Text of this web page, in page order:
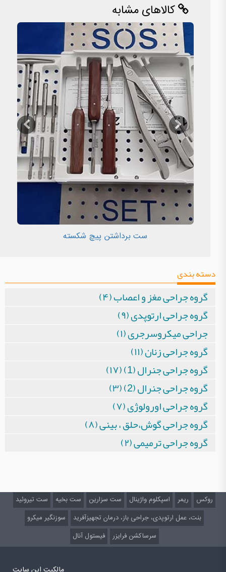
کالاهای مشابه
ست برداشتن پیچ شکسته
دسته بندی
گروه جراحی مغز و اعصاب (۴)
گروه جراحی ارتوپدی (۹)
جراحی میکروسرجری (۱)
گروه جراحی زنان (۱۱)
گروه جراحی جنرال (1) (۱۷)
گروه جراحی جنرال (2) (۳)
گروه جراحی اورولوژی (۷)
گروه جراحی گوش،حلق ، بینی (۸)
گروه جراحی ترمیمی (۲)
روکس ریمر اسپکلوم واژینال ست سزارین ست بخیه
ست تیروئید
بنت، عمل ارتوپدی، جراحی باز، درمان تجهیزآفرید
سوزنگیر میکرو
سرساکشن فرایزر
فیستول آنال